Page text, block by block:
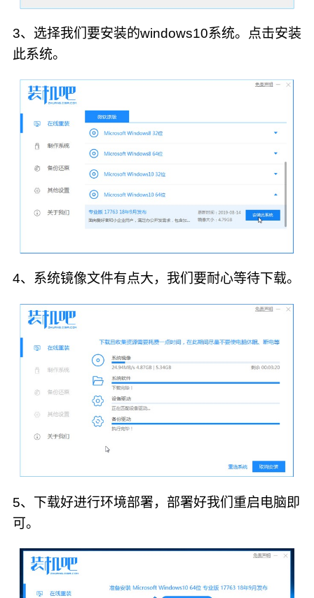
3、选择我们要安装的windows10系统。点击安装
此系统。
4、系统镜像文件有点大，我们要耐心等待下载。
5、下载好进行环境部署，部署好我们重启电脑即
可。